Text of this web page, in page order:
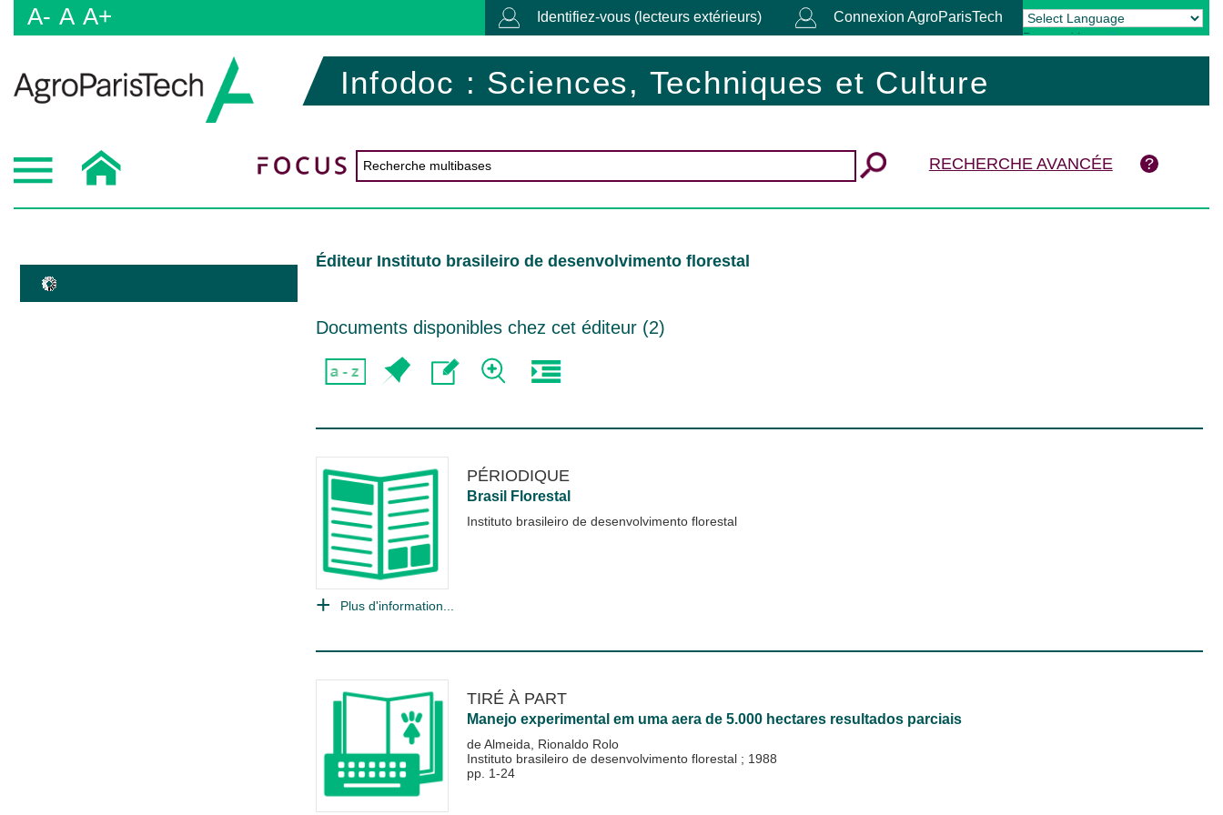
A- A A+ Identifiez-vous (lecteurs extérieurs) Connexion AgroParisTech
Powered by Translate
Infodoc : Sciences, Techniques et Culture
RECHERCHE AVANCÉE
Éditeur Instituto brasileiro de desenvolvimento florestal
Documents disponibles chez cet éditeur (2)
PÉRIODIQUE
Brasil Florestal
Instituto brasileiro de desenvolvimento florestal
Plus d'information...
TIRÉ À PART
Manejo experimental em uma aera de 5.000 hectares resultados parciais
de Almeida, Rionaldo Rolo
Instituto brasileiro de desenvolvimento florestal ; 1988
pp. 1-24